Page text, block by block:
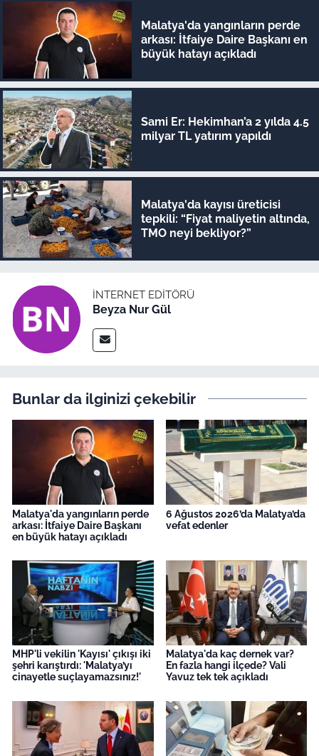
Malatya'da yangınların perde
arkası: İtfaiye Daire Başkanı en
büyük hatayı açıkladı
Sami Er: Hekimhan’a 2 yılda 4.5
milyar TL yatırım yapıldı
Malatya'da kayısı üreticisi
tepkili: “Fiyat maliyetin altında,
TMO neyi bekliyor?”
İNTERNET EDITÖRÜ
Beyza Nur Gül
Bunlar da ilginizi çekebilir
Malatya'da yangınların perde
arkası: İtfaiye Daire Başkanı
en büyük hatayı açıkladı
6 Ağustos 2026’da Malatya’da
vefat edenler
MHP'li vekilin 'Kayısı' çıkışı iki
şehri karıştırdı: 'Malatya’yı
cinayetle suçlayamazsınız!'
Malatya'da kaç dernek var?
En fazla hangi ilçede? Vali
Yavuz tek tek açıkladı